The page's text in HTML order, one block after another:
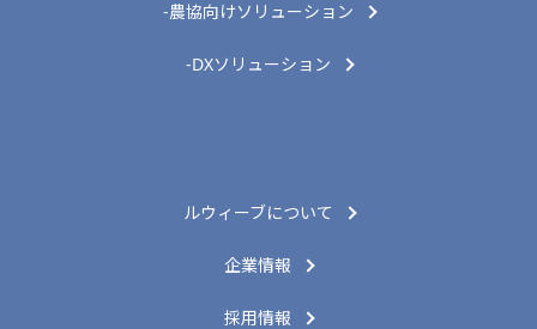
-農協向けソリューション
-DXソリューション
ルウィーブについて
企業情報
採用情報